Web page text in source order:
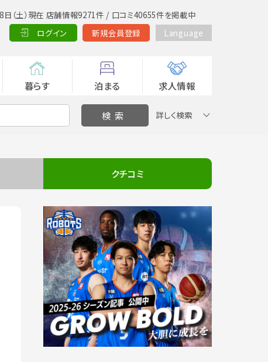
日（土）現在 店舗情報9271件 / 口コミ40655件を掲載中
ログイン
新規会員登録 Language
暮らす 泊まる 求人情報
詳しく検索
クチコミ